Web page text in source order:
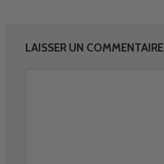
LAISSER UN COMMENTAIRE